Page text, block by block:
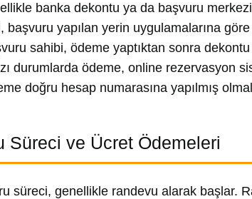
banka dekontu ya da başvuru
başvuru yapılan yerin uygulamalarına
sahibi, ödeme yaptıktan sonra
durumlarda ödeme, online rezervasyon
doğru hesap numarasına yapılmış
Süreci ve Ücret Ödemeleri
süreci, genellikle randevu alarak başlar.